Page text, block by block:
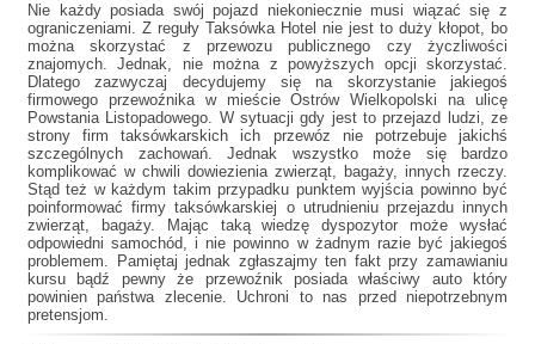
Nie każdy posiada swój pojazd niekoniecznie musi wiązać się z
ograniczeniami. Z reguły Taksówka Hotel nie jest to duży kłopot, bo
można skorzystać z przewozu publicznego czy życzliwości
znajomych. Jednak, nie można z powyższych opcji skorzystać.
Dlatego zazwyczaj decydujemy się na skorzystanie jakiegoś
firmowego przewoźnika w mieście Ostrów Wielkopolski na ulicę
Powstania Listopadowego. W sytuacji gdy jest to przejazd ludzi, ze
strony firm taksówkarskich ich przewóz nie potrzebuje jakichś
szczególnych zachowań. Jednak wszystko może się bardzo
komplikować w chwili dowiezienia zwierząt, bagaży, innych rzeczy.
Stąd też w każdym takim przypadku punktem wyjścia powinno być
poinformować firmy taksówkarskiej o utrudnieniu przejazdu innych
zwierząt, bagaży. Mając taką wiedzę dyspozytor może wysłać
odpowiedni samochód, i nie powinno w żadnym razie być jakiegoś
problemem. Pamiętaj jednak zgłaszajmy ten fakt przy zamawianiu
kursu bądź pewny że przewoźnik posiada właściwy auto który
powinien państwa zlecenie. Uchroni to nas przed niepotrzebnym
pretensjom.